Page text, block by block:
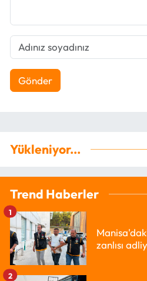
Gönder
Yükleniyor...
Trend Haberler
zanlısı
1
2